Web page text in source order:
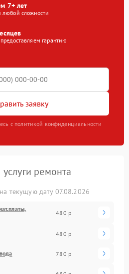
7+ лет
любой сложности
гарантию
заявку
с политикой конфиденциальности
ремонта
текущую дату 07.08.2026
480 р
480 р
780 р